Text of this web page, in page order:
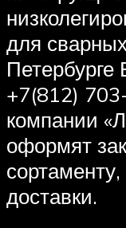
для
+7(812)
компании
оформят
доставки.